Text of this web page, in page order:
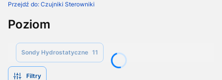
Przejdź do: Czujniki Sterowniki
Poziom
Sondy Hydrostatyczne 11
Filtry